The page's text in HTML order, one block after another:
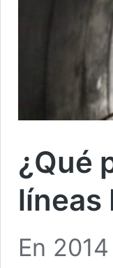
¿Qué
líneas
En